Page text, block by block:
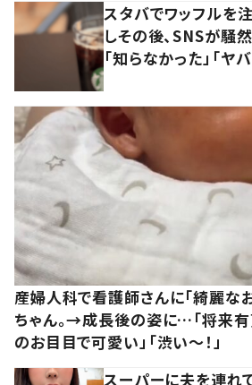
スタバでワッフルを
しその後、SNSが騒
「知らなかった」「ヤ
産婦人科で看護師さんに「綺麗な
ちゃん。→成長後の姿に…「将来有
のお目目で可愛い」「渋い～！」
スーパーに夫を連れ